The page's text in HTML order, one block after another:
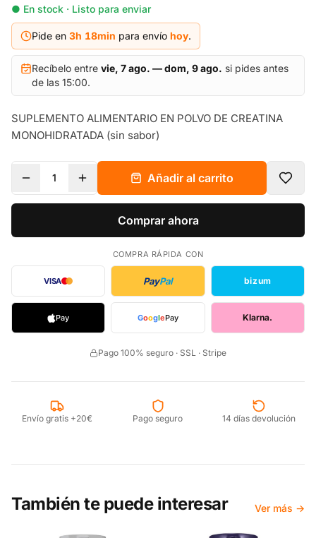
● En stock · Listo para enviar
Pide en 3h 18min para envío hoy.
Recíbelo entre vie, 7 ago. — dom, 9 ago. si pides antes
de las 15:00.
SUPLEMENTO ALIMENTARIO EN POLVO DE CREATINA
MONOHIDRATADA (sin sabor)
1 Añadir al carrito
Comprar ahora
COMPRA RÁPIDA CON
VISA PayPal bizum
Pay GooglePay Klarna.
Pago 100% seguro · SSL · Stripe
Envío gratis +20€ Pago seguro 14 días devolución
También te puede interesar Ver más →